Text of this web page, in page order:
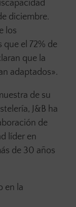
diciembre.
los
el 72% de
que la
adaptados».
de su
J&B ha
de
líder en
de 30 años
en la